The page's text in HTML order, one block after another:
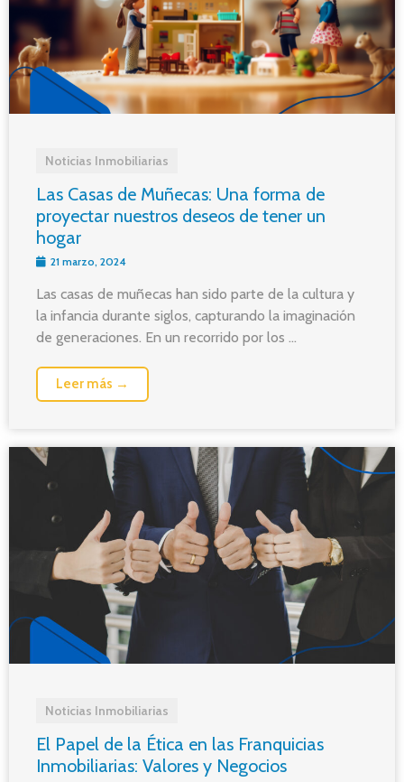
Noticias Inmobiliarias
Las Casas de Muñecas: Una forma de
proyectar nuestros deseos de tener un
hogar
21 marzo, 2024
Las casas de muñecas han sido parte de la cultura y
la infancia durante siglos, capturando la imaginación
de generaciones. En un recorrido por los ...
Leer más →
Noticias Inmobiliarias
El Papel de la Ética en las Franquicias
Inmobiliarias: Valores y Negocios